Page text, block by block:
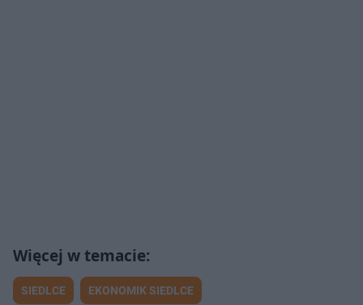
SIEDLCE EKONOMIK SIEDLCE